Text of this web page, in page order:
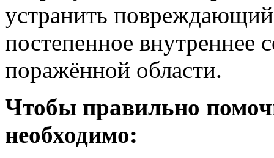
устранить
постепенное внутреннее
поражённой области.
Чтобы правильно
необходимо: